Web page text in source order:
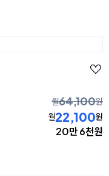
월64,100원
월22,100원
20만 6천원